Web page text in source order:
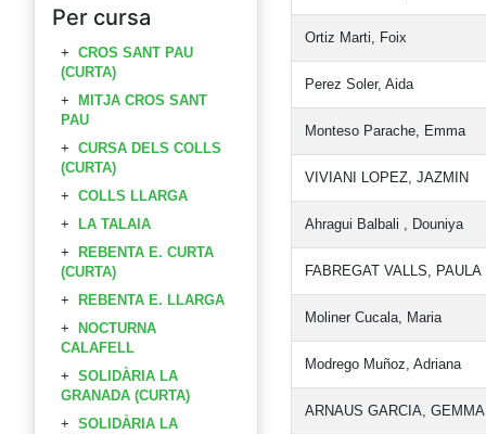
Per cursa
CROS SANT PAU
(CURTA)
MITJA CROS SANT
PAU
CURSA DELS COLLS
(CURTA)
COLLS LLARGA
LA TALAIA
REBENTA E. CURTA
(CURTA)
REBENTA E. LLARGA
NOCTURNA
CALAFELL
SOLIDÀRIA LA
GRANADA (CURTA)
SOLIDÀRIA LA
Ortiz Marti, Foix
Perez Soler, Aida
Monteso Parache, Emma
VIVIANI LOPEZ, JAZMIN
Ahragui Balbali , Douniya
FABREGAT VALLS, PAULA
Moliner Cucala, Maria
Modrego Muñoz, Adriana
ARNAUS GARCIA, GEMMA